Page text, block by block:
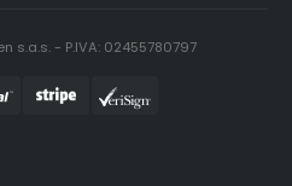
s.a.s. - P.IVA: 02455780797